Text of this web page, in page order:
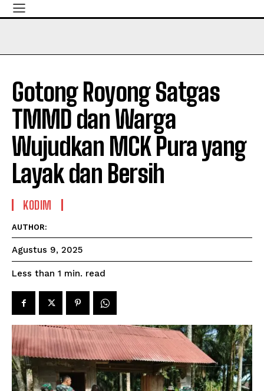
Gotong Royong Satgas
TMMD dan Warga
Wujudkan MCK Pura yang
Layak dan Bersih
KODIM
AUTHOR:
Agustus 9, 2025
Less than 1 min. read